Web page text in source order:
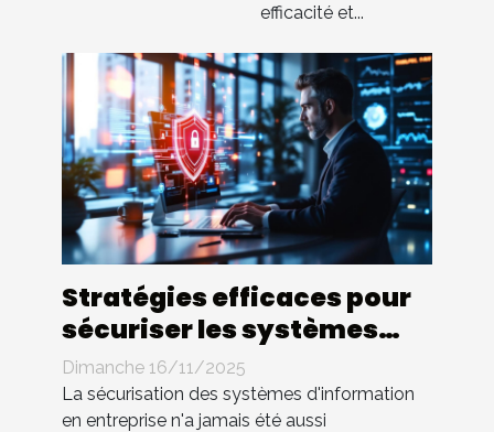
efficacité et...
Stratégies efficaces pour
sécuriser les systèmes
d'information en
entreprise
Dimanche 16/11/2025
La sécurisation des systèmes d'information
en entreprise n'a jamais été aussi